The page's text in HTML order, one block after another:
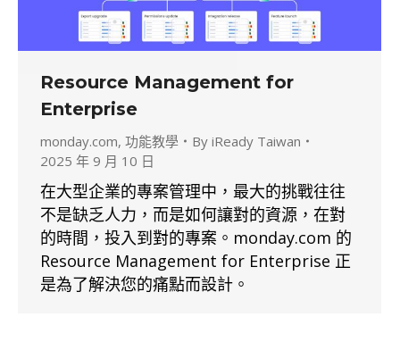
Resource Management for
Enterprise
monday.com, 功能教學 By iReady Taiwan
2025 年 9 月 10 日
在大型企業的專案管理中，最大的挑戰往往
不是缺乏人力，而是如何讓對的資源，在對
的時間，投入到對的專案。monday.com 的
Resource Management for Enterprise 正
是為了解決您的痛點而設計。